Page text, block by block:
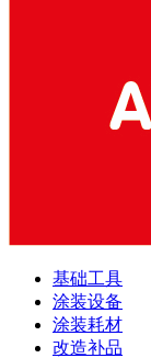
基础工具
涂装设备
涂装耗材
改造补品